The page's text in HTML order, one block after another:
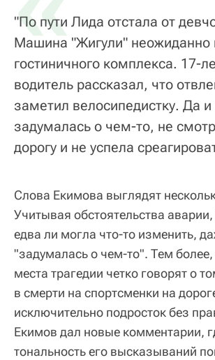
"По пути Лида отстала от
Машина "Жигули" неожиданно
гостиничного комплекса. 17-
водитель рассказал, что
заметил велосипедистку. Да и
задумалась о чем-то, не
дорогу и не успела
Слова Екимова выглядят
Учитывая обстоятельства
едва ли могла что-то изменить,
"задумалась о чем-то". Тем более,
места трагедии четко говорят о
в смерти на спортсменки на
исключительно подросток без
Екимов дал новые комментарии,
тональность его высказываний